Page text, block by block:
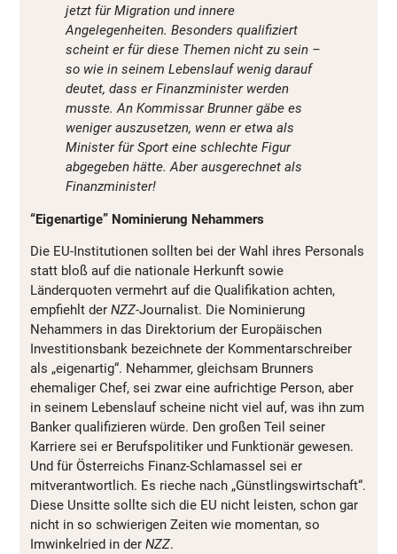
jetzt für Migration und innere
Angelegenheiten. Besonders qualifiziert
scheint er für diese Themen nicht zu sein –
so wie in seinem Lebenslauf wenig darauf
deutet, dass er Finanzminister werden
musste. An Kommissar Brunner gäbe es
weniger auszusetzen, wenn er etwa als
Minister für Sport eine schlechte Figur
abgegeben hätte. Aber ausgerechnet als
Finanzminister!
“Eigenartige” Nominierung Nehammers
Die EU-Institutionen sollten bei der Wahl ihres Personals
statt bloß auf die nationale Herkunft sowie
Länderquoten vermehrt auf die Qualifikation achten,
empfiehlt der NZZ-Journalist. Die Nominierung
Nehammers in das Direktorium der Europäischen
Investitionsbank bezeichnete der Kommentarschreiber
als „eigenartig“. Nehammer, gleichsam Brunners
ehemaliger Chef, sei zwar eine aufrichtige Person, aber
in seinem Lebenslauf scheine nicht viel auf, was ihn zum
Banker qualifizieren würde. Den großen Teil seiner
Karriere sei er Berufspolitiker und Funktionär gewesen.
Und für Österreichs Finanz-Schlamassel sei er
mitverantwortlich. Es rieche nach „Günstlingswirtschaft“.
Diese Unsitte sollte sich die EU nicht leisten, schon gar
nicht in so schwierigen Zeiten wie momentan, so
Imwinkelried in der NZZ.